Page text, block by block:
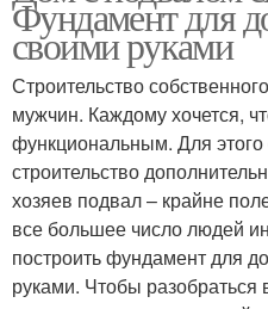
Фундамент для
своими руками
Строительство
мужчин. Каждому хочется,
функциональным. Для
строительство
хозяев подвал – крайне
все большее число людей
построить фундамент для
руками. Чтобы разобраться